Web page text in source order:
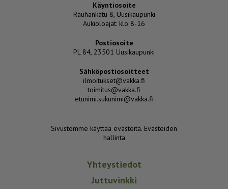
Käyntiosoite
Rauhankatu 8, Uusikaupunki
Aukioloajat: klo 8-16
Postiosoite
PL 84, 23501 Uusikaupunki
Sähköpostiosoitteet
ilmoitukset@vakka.fi
toimitus@vakka.fi
etunimi.sukunimi@vakka.fi
Sivustomme käyttää evästeitä. Evästeiden
hallinta
Yhteystiedot
Juttuvinkki